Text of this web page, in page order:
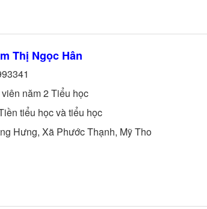
Thị Ngọc Hân
năm 2Tiểu học
tiểu học và tiểu học
Hưng, Xã Phước Thạnh, Mỹ Tho